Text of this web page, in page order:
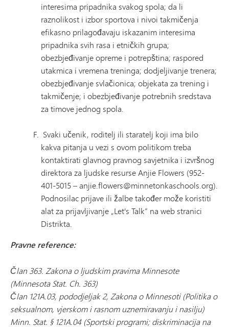
interesima pripadnika svakog spola; da li
raznolikost i izbor sportova i nivoi takmičenja
efikasno prilagođavaju iskazanim interesima
pripadnika svih rasa i etničkih grupa;
obezbjeđivanje opreme i potrepština; raspored
utakmica i vremena treninga; dodjeljivanje trenera;
obezbjeđivanje svlačionica; objekata za trening i
takmičenje; i obezbjeđivanje potrebnih sredstava
za timove jednog spola.
Svaki učenik, roditelj ili staratelj koji ima bilo
kakva pitanja u vezi s ovom politikom treba
kontaktirati glavnog pravnog savjetnika i izvršnog
direktora za ljudske resurse Anjie Flowers (952-
401-5015 – anjie.flowers@minnetonkaschools.org).
Podnosilac prijave ili žalbe također može koristiti
alat za prijavljivanje „Let's Talk“ na web stranici
Distrikta.
Pravne reference:
Član 363. Zakona o ljudskim pravima Minnesote
(Minnesota Stat. Ch. 363)
Član 121A.03, pododjeljak 2, Zakona o Minnesoti (Politika o
seksualnom, vjerskom i rasnom uznemiravanju i nasilju)
Minn. Stat. § 121A.04 (Sportski programi; diskriminacija na